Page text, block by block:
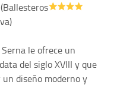
le ofrece un
del siglo XVIII y que
diseño moderno y